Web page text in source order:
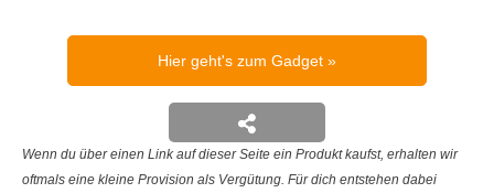
Hier geht's zum Gadget
Wenn du über einen Link auf dieser Seite ein Produkt kaufst, erhalten wir
oftmals eine kleine Provision als Vergütung. Für dich entstehen dabei